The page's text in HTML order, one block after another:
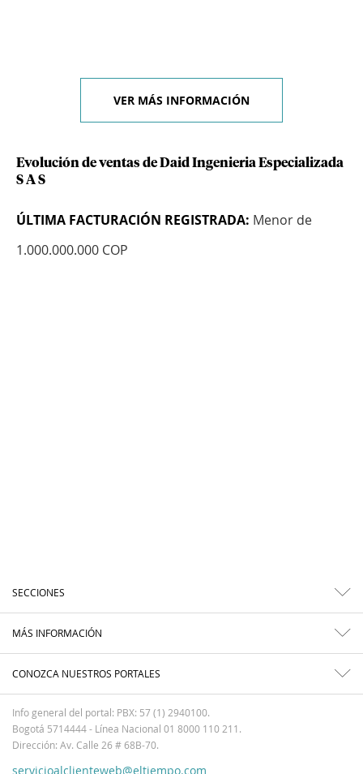
VER MÁS INFORMACIÓN
Evolución de ventas de Daid Ingenieria Especializada
S A S
ÚLTIMA FACTURACIÓN REGISTRADA: Menor de
1.000.000.000 COP
SECCIONES
MÁS INFORMACIÓN
CONOZCA NUESTROS PORTALES
Info general del portal: PBX: 57 (1) 2940100.
Bogotá 5714444 - Línea Nacional 01 8000 110 211.
Dirección: Av. Calle 26 # 68B-70.
servicioalclienteweb@eltiempo.com